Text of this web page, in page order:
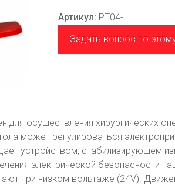
Артикул: PT04-L
Задать вопрос по
для осуществления хирургических
может регулироваться
устройством, стабилизирующем
электрической безопасности
при низком вольтаже (24V).